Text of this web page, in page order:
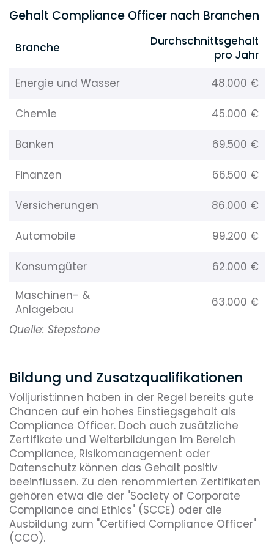
Gehalt Compliance Officer nach Branchen
Branche
Durchschnittsgehalt
pro Jahr
Energie und Wasser
48.000 €
Chemie 45.000 €
Banken 69.500 €
Finanzen 66.500 €
Versicherungen 86.000 €
Automobile 99.200 €
Konsumgüter
62.000 €
Maschinen- &
Anlagebau
63.000 €
Quelle: Stepstone
Bildung und Zusatzqualifikationen
Volljurist:innen haben in der Regel bereits gute
Chancen auf ein hohes Einstiegsgehalt als
Compliance Officer. Doch auch zusätzliche
Zertifikate und Weiterbildungen im Bereich
Compliance, Risikomanagement oder
Datenschutz können das Gehalt positiv
beeinflussen. Zu den renommierten Zertifikaten
gehören etwa die der "Society of Corporate
Compliance and Ethics" (SCCE) oder die
Ausbildung zum "Certified Compliance Officer"
(CCO).